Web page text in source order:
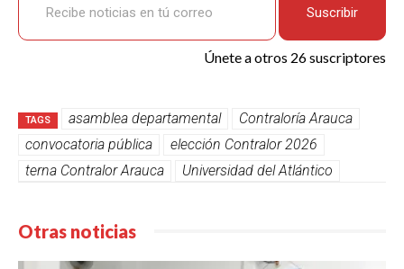
Suscribir
Únete a otros 26 suscriptores
TAGS asamblea departamental
Contraloría Arauca
convocatoria pública
elección Contralor 2026
terna Contralor Arauca
Universidad del Atlántico
Otras noticias